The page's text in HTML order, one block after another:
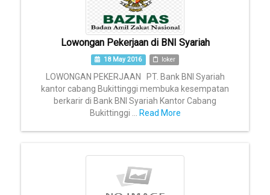
Lowongan Pekerjaan di BNI Syariah
18 May 2016 loker
LOWONGAN PEKERJAAN PT. Bank BNI Syariah
kantor cabang Bukittinggi membuka kesempatan
berkarir di Bank BNI Syariah Kantor Cabang
Bukittinggi ...
Read More